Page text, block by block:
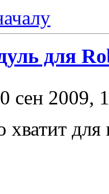
для
сен 2009,
хватит для